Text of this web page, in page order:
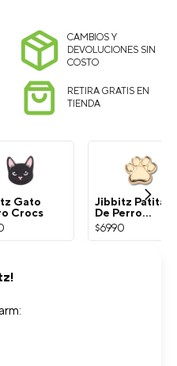
CAMBIOS Y
DEVOLUCIONES SIN
COSTO
RETIRA GRATIS EN
TIENDA
Gato
Crocs
Jibbitz Patita
De Perro
Dorada Crocs
$6990